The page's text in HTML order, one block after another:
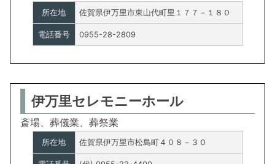
所在地 佐賀県伊万里市東山代町里１７７－１８０
電話番号 0955-28-2809
伊万里セレモニーホール
斎場、葬儀業、葬祭業
所在地 佐賀県伊万里市松島町４０８－３０